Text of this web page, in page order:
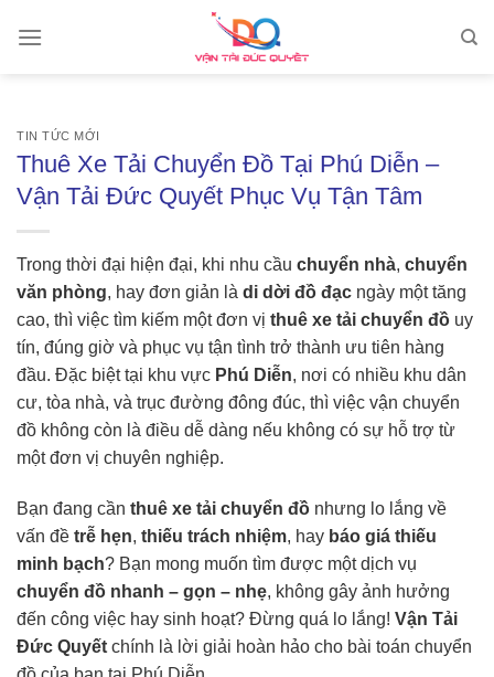
TIN TỨC MỚI
Thuê Xe Tải Chuyển Đồ Tại Phú Diễn –
Vận Tải Đức Quyết Phục Vụ Tận Tâm
Trong thời đại hiện đại, khi nhu cầu chuyển nhà, chuyển
văn phòng, hay đơn giản là di dời đồ đạc ngày một tăng
cao, thì việc tìm kiếm một đơn vị thuê xe tải chuyển đồ uy
tín, đúng giờ và phục vụ tận tình trở thành ưu tiên hàng
đầu. Đặc biệt tại khu vực Phú Diễn, nơi có nhiều khu dân
cư, tòa nhà, và trục đường đông đúc, thì việc vận chuyển
đồ không còn là điều dễ dàng nếu không có sự hỗ trợ từ
một đơn vị chuyên nghiệp.
Bạn đang cần thuê xe tải chuyển đồ nhưng lo lắng về
vấn đề trễ hẹn, thiếu trách nhiệm, hay báo giá thiếu
minh bạch? Bạn mong muốn tìm được một dịch vụ
chuyển đồ nhanh – gọn – nhẹ, không gây ảnh hưởng
đến công việc hay sinh hoạt? Đừng quá lo lắng! Vận Tải
Đức Quyết chính là lời giải hoàn hảo cho bài toán chuyển